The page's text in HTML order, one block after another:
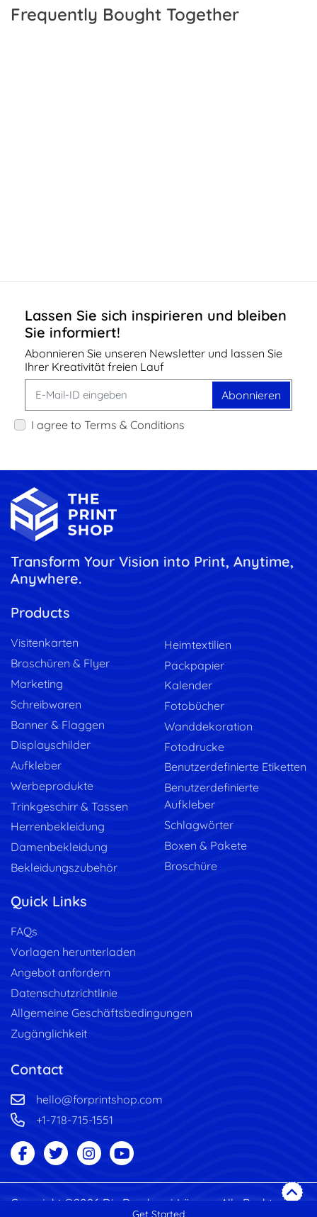
Get Started
Frequently Bought Together
Lassen Sie sich inspirieren und bleiben
Sie informiert!
Abonnieren Sie unseren Newsletter und lassen Sie
Ihrer Kreativität freien Lauf
Abonnieren
I agree to Terms & Conditions
Transform Your Vision into Print, Anytime,
Anywhere.
Products
Visitenkarten
Broschüren & Flyer
Marketing
Schreibwaren
Banner & Flaggen
Displayschilder
Aufkleber
Werbeprodukte
Trinkgeschirr & Tassen
Herrenbekleidung
Damenbekleidung
Bekleidungszubehör
Heimtextilien
Packpapier
Kalender
Fotobücher
Wanddekoration
Fotodrucke
Benutzerdefinierte Etiketten
Benutzerdefinierte
Aufkleber
Schlagwörter
Boxen & Pakete
Broschüre
Quick Links
FAQs
Vorlagen herunterladen
Angebot anfordern
Datenschutzrichtlinie
Allgemeine Geschäftsbedingungen
Zugänglichkeit
Contact
hello@forprintshop.com
+1-718-715-1551
Copyright ©2026 Die Druckerei-Lösung. Alle Rechte